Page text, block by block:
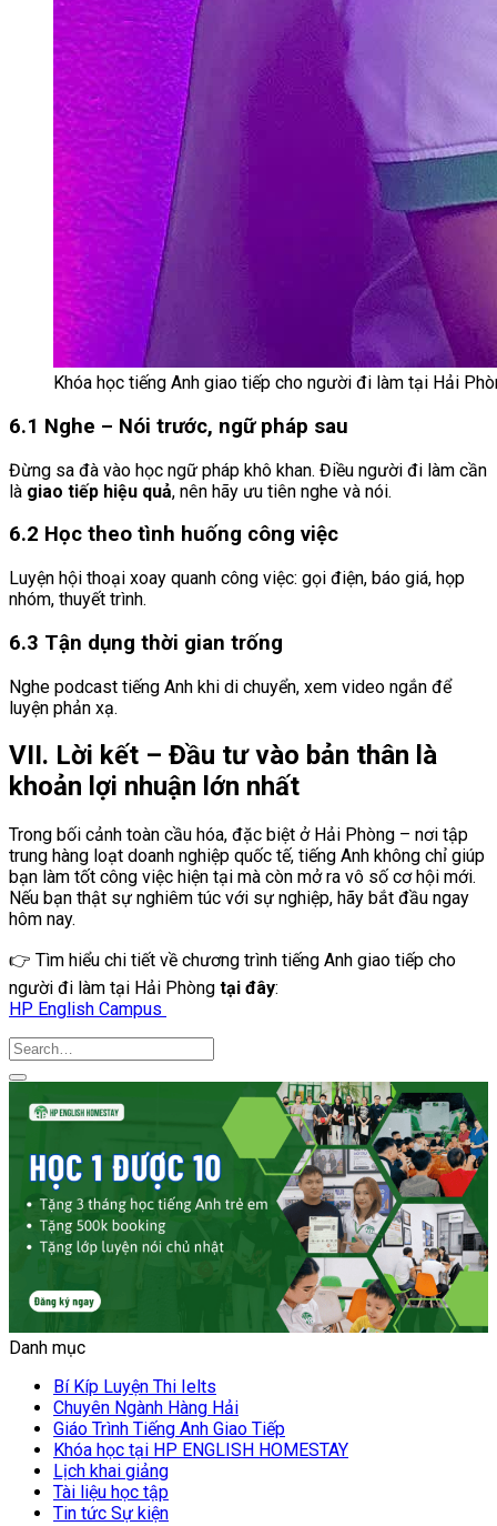
Khóa học tiếng Anh giao tiếp cho người đi làm tại Hải
6.1 Nghe – Nói trước, ngữ pháp sau
Đừng sa đà vào học ngữ pháp khô khan. Điều người đi làm cần
là giao tiếp hiệu quả, nên hãy ưu tiên nghe và nói.
6.2 Học theo tình huống công việc
Luyện hội thoại xoay quanh công việc: gọi điện, báo giá, họp
nhóm, thuyết trình.
6.3 Tận dụng thời gian trống
Nghe podcast tiếng Anh khi di chuyển, xem video ngắn để
luyện phản xạ.
VII. Lời kết – Đầu tư vào bản thân là
khoản lợi nhuận lớn nhất
Trong bối cảnh toàn cầu hóa, đặc biệt ở Hải Phòng – nơi tập
trung hàng loạt doanh nghiệp quốc tế, tiếng Anh không chỉ giúp
bạn làm tốt công việc hiện tại mà còn mở ra vô số cơ hội mới.
Nếu bạn thật sự nghiêm túc với sự nghiệp, hãy bắt đầu ngay
hôm nay.
👉 Tìm hiểu chi tiết về chương trình tiếng Anh giao tiếp cho
người đi làm tại Hải Phòng tại đây:
HP English Campus
Danh mục
Bí Kíp Luyện Thi Ielts
Chuyên Ngành Hàng Hải
Giáo Trình Tiếng Anh Giao Tiếp
Khóa học tại HP ENGLISH HOMESTAY
Lịch khai giảng
Tài liệu học tập
Tin tức Sự kiện